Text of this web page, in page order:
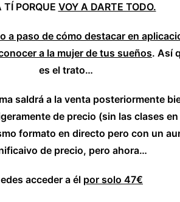
TÍ PORQUE VOY A DARTE TODO.
a paso de cómo destacar en
a la mujer de tus sueños. Así
es el trato…
saldrá a la venta posteriormente
de precio (sin las clases
formato en directo pero con un
de precio, pero ahora…
acceder a él por solo 47€